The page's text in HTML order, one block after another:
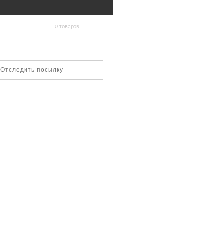
0 товаров
Отследить посылку